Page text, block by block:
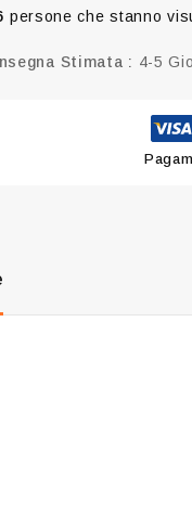
persone che stanno
Stimata : 4-5